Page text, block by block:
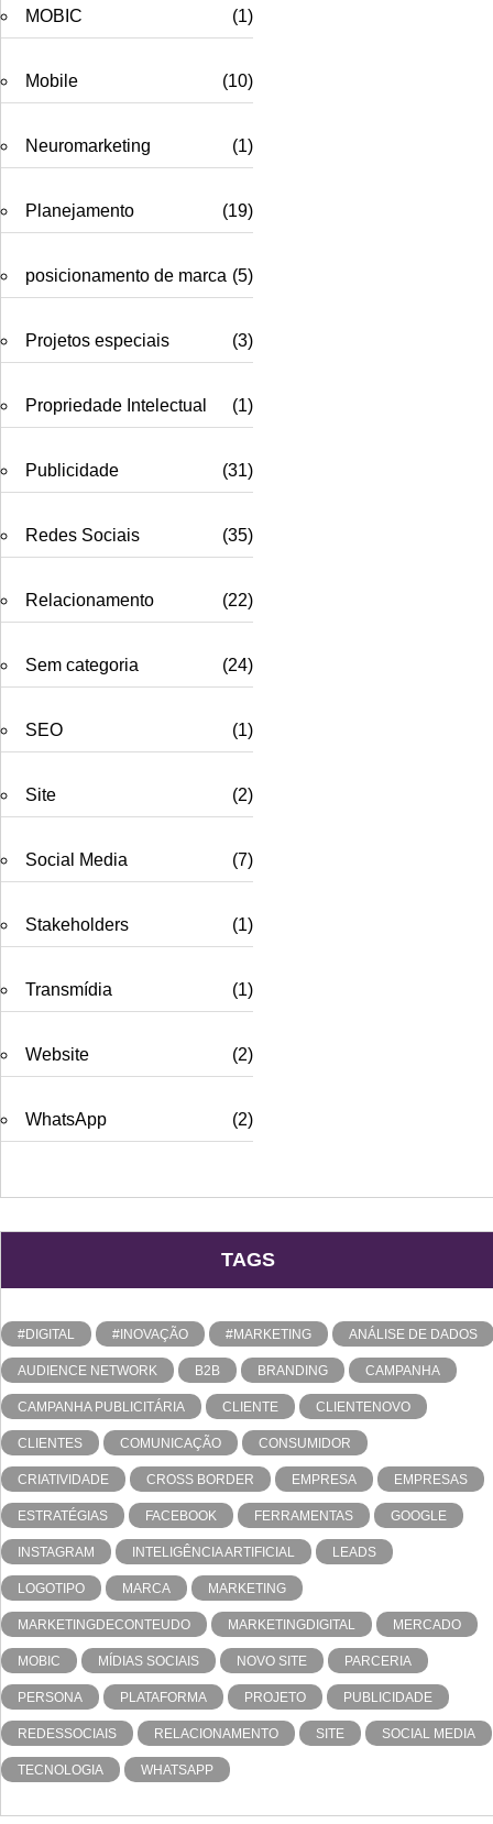
MOBIC (1)
Mobile (10)
Neuromarketing (1)
Planejamento (19)
posicionamento de marca (5)
Projetos especiais (3)
Propriedade Intelectual (1)
Publicidade (31)
Redes Sociais (35)
Relacionamento (22)
Sem categoria (24)
SEO (1)
Site (2)
Social Media (7)
Stakeholders (1)
Transmídia (1)
Website (2)
WhatsApp (2)
TAGS
#DIGITAL #INOVAÇÃO #MARKETING ANÁLISE DE DADOS
AUDIENCE NETWORK B2B BRANDING CAMPANHA
CAMPANHA PUBLICITÁRIA CLIENTE CLIENTENOVO
CLIENTES COMUNICAÇÃO CONSUMIDOR
CRIATIVIDADE CROSS BORDER EMPRESA EMPRESAS
ESTRATÉGIAS FACEBOOK FERRAMENTAS GOOGLE
INSTAGRAM INTELIGÊNCIA ARTIFICIAL LEADS
LOGOTIPO MARCA MARKETING
MARKETINGDECONTEUDO MARKETINGDIGITAL MERCADO
MOBIC MÍDIAS SOCIAIS NOVO SITE PARCERIA
PERSONA PLATAFORMA PROJETO PUBLICIDADE
REDESSOCIAIS RELACIONAMENTO SITE SOCIAL MEDIA
TECNOLOGIA WHATSAPP